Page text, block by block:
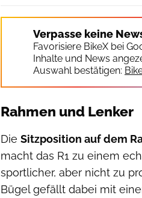
Verpasse keine
Favorisiere BikeX bei
Inhalte und News
Auswahl bestätigen:
Rahmen und Lenker
Die Sitzposition auf dem
macht das R1 zu einem
sportlicher, aber nicht zu
Bügel gefällt dabei mit